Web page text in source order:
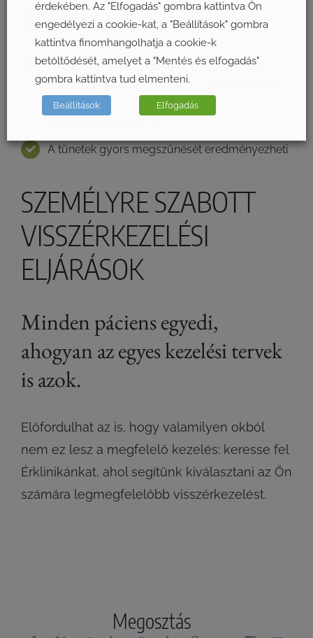
Egyszerű, a járóbetegellátás keretében
elvégezhető
Helyi, egy tű segítségével befecskendezett
tumeszcens oldattal történő érzéstelenítésben
végzik, és minimális, vagy semennyi
A tünetek gyors megszűnését eredményezheti
SZEMÉLYRE SZABOTT
VISSZÉRKEZELÉSI
ELJÁRÁSOK
Minden páciens egyedi,
ahogyan az egyes kezelési tervek
is azok.
Előfordulhat az is, hogy valamilyen okból
nem ez lesz a megfelelő kezelés: keresse fel
Érklinikánkat, ahol segítünk kiválasztani az Ön
számára legmegfelelőbb visszérkezelést.
Megosztás
érdekében. Az "Elfogadás" gombra kattintva Ön
engedélyezi a cookie-kat, a "Beállítások" gombra
kattintva finomhangolhatja a cookie-k
betöltődését, amelyet a "Mentés és elfogadás"
gombra kattintva tud elmenteni.
Beállítások Elfogadás